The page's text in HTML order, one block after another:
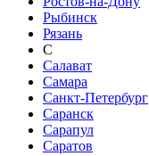
Рыбинск
Рязань
С
Салават
Самара
Санкт-Петербург
Саранск
Сарапул
Саратов